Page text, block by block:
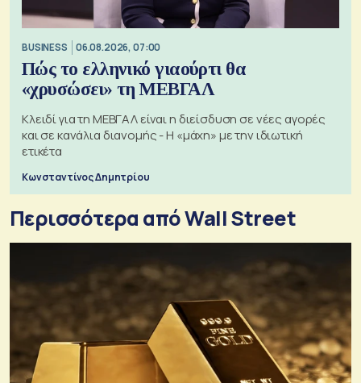
BUSINESS 06.08.2026, 07:00
Πώς το ελληνικό γιαούρτι θα
«χρυσώσει» τη ΜΕΒΓΑΛ
Κλειδί για τη ΜΕΒΓΑΛ είναι η διείσδυση σε νέες αγορές
και σε κανάλια διανομής - Η «μάχη» με την ιδιωτική
ετικέτα
Κωνσταντίνος Δημητρίου
Περισσότερα από Wall Street